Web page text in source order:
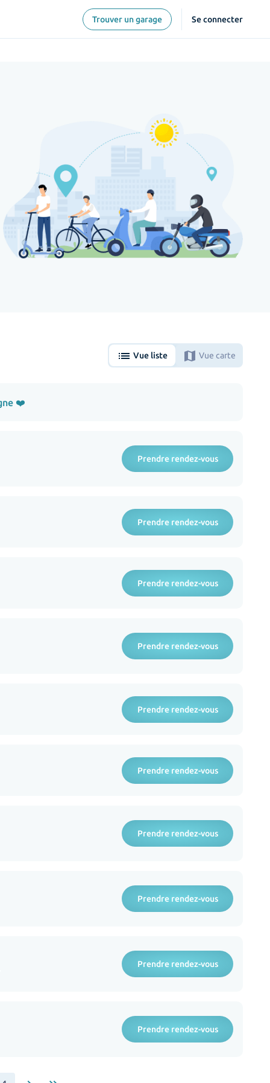
Trouver un garage Se connecter
list Vue liste map Vue carte
❤️
Prendre rendez-vous
Prendre rendez-vous
Prendre rendez-vous
Prendre rendez-vous
Prendre rendez-vous
Prendre rendez-vous
Prendre rendez-vous
Prendre rendez-vous
Prendre rendez-vous
Prendre rendez-vous